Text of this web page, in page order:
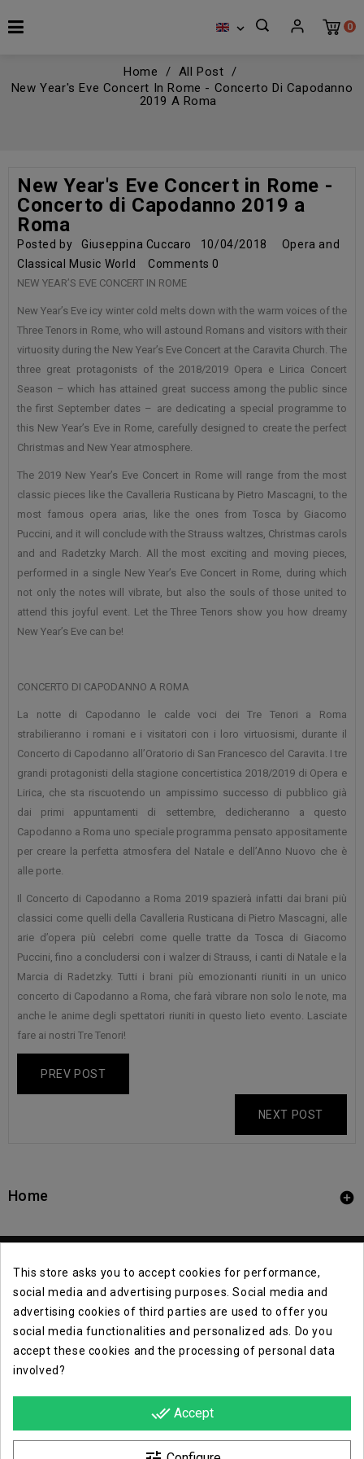
0

Home
All Post
New Year's Eve Concert In Rome - Concerto Di Capodanno
2019 A Roma
New Year's Eve Concert in Rome -
Concerto di Capodanno 2019 a
Roma
Posted by Giuseppina Cuccaro 10/04/2018
Opera and
Classical Music World
Comments0
NEW YEAR’S EVE CONCERT IN ROME
New Year’s Eve icy winter cold melts down with the warm voices of the
Three Tenors in Rome, who will astound Romans and visitors with their
virtuosity during the New Year’s Eve Concert at the Caravita Church. The
three great protagonists of the 2018/2019 Opera e Lirica Concert
Season – which has attained great success among the public since
the first September dates – are dedicating a special programme to
this New Year’s Eve in Rome, carefully designed to create the perfect
Christmas and New Year atmosphere.
The 2019 New Year’s Eve Concert in Rome will range from the most
classic pieces like the Cavalleria Rusticana by Pietro Mascagni, to the
most famous opera arias, like the ones from Tosca by Giacomo
Puccini, and it will conclude with the Strauss waltzes, Christmas carols
and and Radetzky March. All the most exciting and moving pieces,
performed in a single New Year’s Eve Concert in Rome, during which
not only the notes will vibrate, but also the souls of those united to
attend this joyful event. Let the Three Tenors show you how dreamy
New Year’s Eve can be!
CONCERTO DI CAPODANNO A ROMA
La notte di Capodanno le calde voci dei Tre Tenori a Roma
strabilieranno i romani e i visitatori con i loro virtuosismi, durante il
Concerto di Capodanno all’Oratorio di San Francesco del Caravita. I tre
grandi protagonisti della stagione concertistica 2018/2019 di Opera e
Lirica, che sta riscuotendo un ampissimo successo di pubblico già
dai primi appuntamenti di settembre, dedicheranno a questo
Capodanno a Roma uno speciale programma pensato appositamente
per creare la perfetta atmosfera del Natale e dell’Anno Nuovo che è
alle porte.
Il Concerto di Capodanno a Roma 2019 spazierà infatti dai brani più
classici come quelli della Cavalleria Rusticana di Pietro Mascagni, alle
arie d’opera più celebri come quelle tratte da Tosca di Giacomo
Puccini, fino a concludersi con i walzer di Strauss, i canti di Natale e la
Marcia di Radetzky. Tutti i brani più emozionanti riuniti in un unico
concerto di Capodanno a Roma, che farà vibrare non solo le note, ma
anche le anime degli spettatori riuniti in questo lieto evento. Lasciate
fare ai nostri Tre Tenori!
PREV POST
NEXT POST
Home 
Contact Info
Opera E Lirica Events Agency
This store asks you to accept cookies for performance,
social media and advertising purposes. Social media and
advertising cookies of third parties are used to offer you
social media functionalities and personalized ads. Do you
accept these cookies and the processing of personal data
involved?
done_all Accept